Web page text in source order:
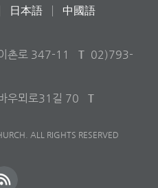
日本語 中國語
촌로 347-11
T 02)793-
우뫼로31길 70
T
ALL RIGHTS RESERVED